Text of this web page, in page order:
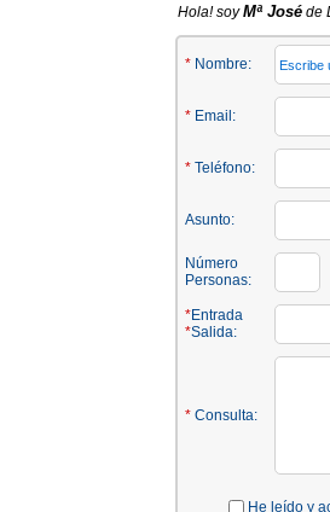
Hola! soyMª José de
* Nombre:
* Email:
* Teléfono:
Asunto:
Número
Personas:
*Entrada
*Salida:
* Consulta:
He leído y